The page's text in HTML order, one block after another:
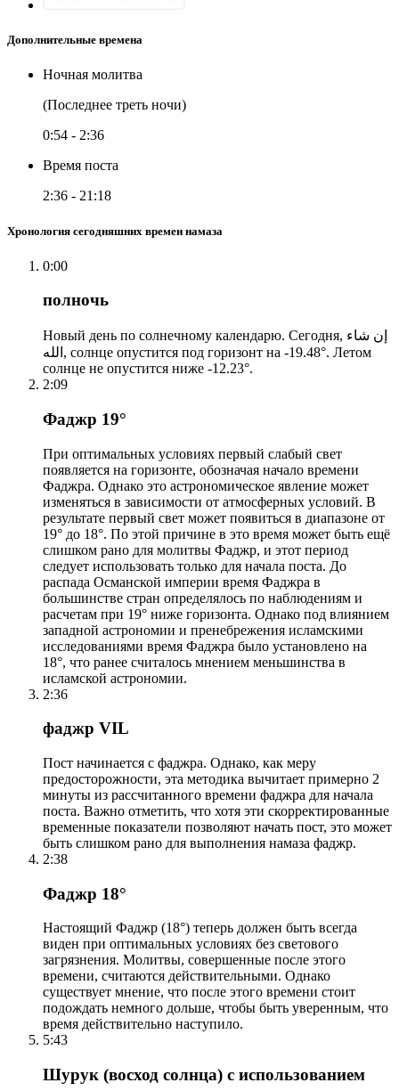
Дополнительные времена
Ночная молитва
(Последнее треть ночи)
0:54 - 2:36
Время поста
2:36 - 21:18
Хронология сегодняшних времен намаза
0:00
полночь
Новый день по солнечному календарю. Сегодня, إن شاء
الله, солнце опустится под горизонт на -19.48°. Летом
солнце не опустится ниже -12.23°.
2:09
Фаджр 19°
При оптимальных условиях первый слабый свет
появляется на горизонте, обозначая начало времени
Фаджра. Однако это астрономическое явление может
изменяться в зависимости от атмосферных условий. В
результате первый свет может появиться в диапазоне от
19° до 18°. По этой причине в это время может быть ещё
слишком рано для молитвы Фаджр, и этот период
следует использовать только для начала поста. До
распада Османской империи время Фаджра в
большинстве стран определялось по наблюдениям и
расчетам при 19° ниже горизонта. Однако под влиянием
западной астрономии и пренебрежения исламскими
исследованиями время Фаджра было установлено на
18°, что ранее считалось мнением меньшинства в
исламской астрономии.
2:36
фаджр VIL
Пост начинается с фаджра. Однако, как меру
предосторожности, эта методика вычитает примерно 2
минуты из рассчитанного времени фаджра для начала
поста. Важно отметить, что хотя эти скорректированные
временные показатели позволяют начать пост, это может
быть слишком рано для выполнения намаза фаджр.
2:38
Фаджр 18°
Настоящий Фаджр (18°) теперь должен быть всегда
виден при оптимальных условиях без светового
загрязнения. Молитвы, совершенные после этого
времени, считаются действительными. Однако
существует мнение, что после этого времени стоит
подождать немного дольше, чтобы быть уверенным, что
время действительно наступило.
5:43
Шурук (восход солнца) с использованием